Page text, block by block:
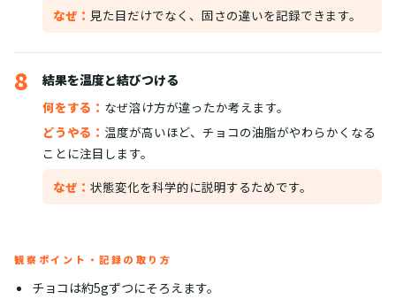
なぜ： 見た目だけでなく、固さの違いを記録できます。
8
結果を温度と結びつける
何をする： なぜ溶け方が違ったか考えます。
どうやる： 温度が高いほど、チョコの油脂がやわらかくなる
ことに注目します。
なぜ： 状態変化を科学的に説明するためです。
観察ポイント・記録の取り方
チョコは約5gずつにそろえます。